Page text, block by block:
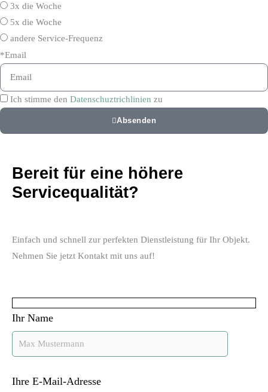
3x die Woche
5x die Woche
andere Service-Frequenz
*Email
Ich stimme den Datenschuztrichlinien zu
Absenden
Bereit für eine höhere
Servicequalität?
Einfach und schnell zur perfekten Dienstleistung für Ihr Objekt.
Nehmen Sie jetzt Kontakt mit uns auf!
Ihr Name
Ihre E-Mail-Adresse